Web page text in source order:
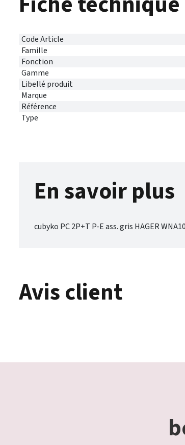
Code Article
Famille
Fonction
Gamme
Libellé produit
Marque
Référence
Type
En savoir plus
cubyko PC 2P+T P-E ass. gris HAGER
Avis client